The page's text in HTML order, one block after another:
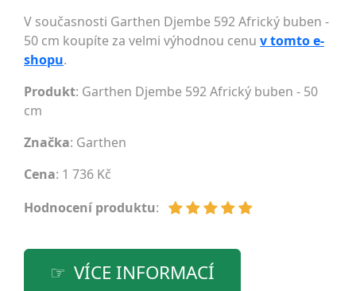
V současnosti Garthen Djembe 592 Africký buben -
50 cm koupíte za velmi výhodnou cenu v tomto e-
shopu.
Produkt: Garthen Djembe 592 Africký buben - 50
cm
Značka: Garthen
Cena: 1 736 Kč
Hodnocení produktu:
VÍCE INFORMACÍ